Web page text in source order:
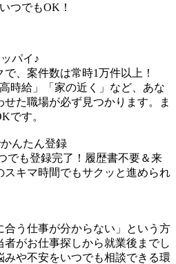
つでもOK！
パイ♪
、案件数は常時1万件以上！
時給」「家の近く」など、あな
た職場が必ず見つかります。ま
です。
んたん登録
でも登録完了！履歴書不要＆来
キマ時間でもサクッと進められ
合う仕事が分からない」という方
者がお仕事探しから就業後までし
みや不安をいつでも相談できる環